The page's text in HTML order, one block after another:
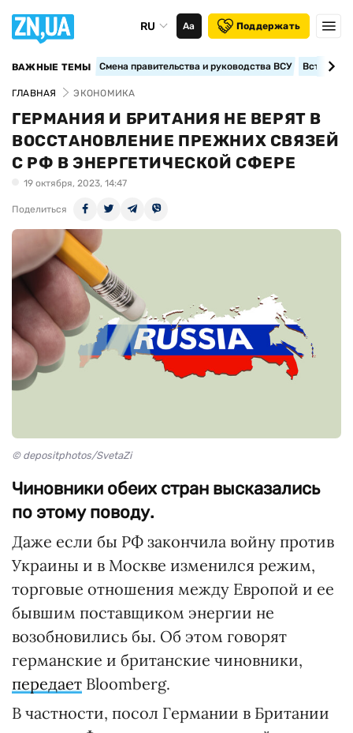
RU Аа Поддержать
ВАЖНЫЕ ТЕМЫ Смена правительства и руководства ВСУ
ГЛАВНАЯ ЭКОНОМИКА
ГЕРМАНИЯ И БРИТАНИЯ НЕ ВЕРЯТ В
ВОССТАНОВЛЕНИЕ ПРЕЖНИХ СВЯЗЕЙ
С РФ В ЭНЕРГЕТИЧЕСКОЙ СФЕРЕ
19 октября, 2023, 14:47
Поделиться
© depositphotos/SvetaZi
Чиновники обеих стран высказались
по этому поводу.
Даже если бы РФ закончила войну против
Украины и в Москве изменился режим,
торговые отношения между Европой и ее
бывшим поставщиком энергии не
возобновились бы. Об этом говорят
германские и британские чиновники,
передает Bloomberg.
В частности, посол Германии в Британии